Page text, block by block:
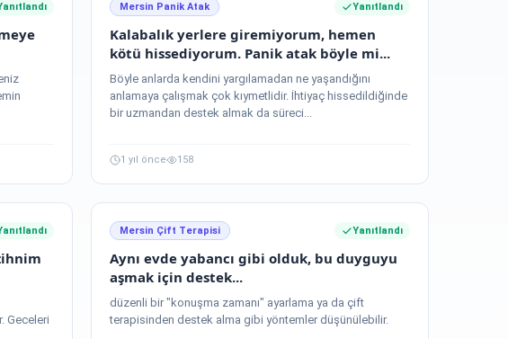
Mersin Panik Atak Yanıtlandı
Kalabalık yerlere giremiyorum, hemen
kötü hissediyorum. Panik atak böyle mi...
Böyle anlarda kendini yargılamadan ne yaşandığını
anlamaya çalışmak çok kıymetlidir. İhtiyaç hissedildiğinde
bir uzmandan destek almak da süreci...
1 yıl önce 158
Geceleri
Mersin Çift Terapisi Yanıtlandı
Aynı evde yabancı gibi olduk, bu duyguyu
aşmak için destek...
düzenli bir "konuşma zamanı" ayarlama ya da çift
terapisinden destek alma gibi yöntemler düşünülebilir.